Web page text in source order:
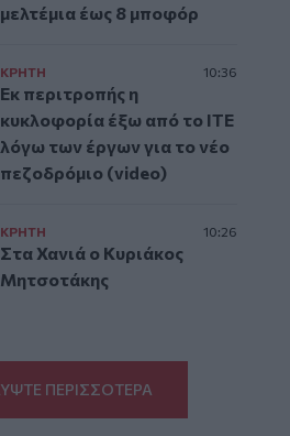
μελτέμια έως 8 μποφόρ
ΚΡΗΤΗ 10:36
Εκ περιτροπής η
κυκλοφορία έξω από το ΙΤΕ
λόγω των έργων για το νέο
πεζοδρόμιο (video)
ΚΡΗΤΗ 10:26
Στα Χανιά ο Κυριάκος
Μητσοτάκης
ΠΕΡΙΣΣΟΤΕΡΑ